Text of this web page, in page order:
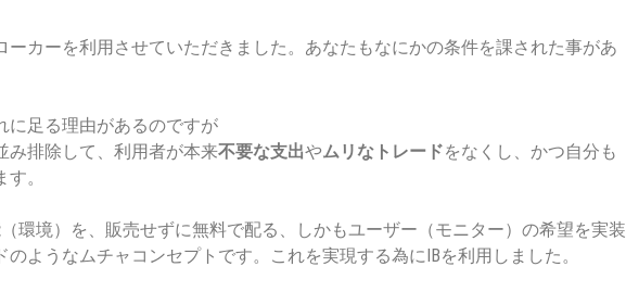
カーを利用させていただきました。あなたもなにかの条件を課された事があ
に足る理由があるのですが
み排除して、利用者が本来不要な支出やムリなトレードをなくし、かつ自分も
。
環境）を、販売せずに無料で配る、しかもユーザー（モニター）の希望を実装
ようなムチャコンセプトです。これを実現する為にIBを利用しました。